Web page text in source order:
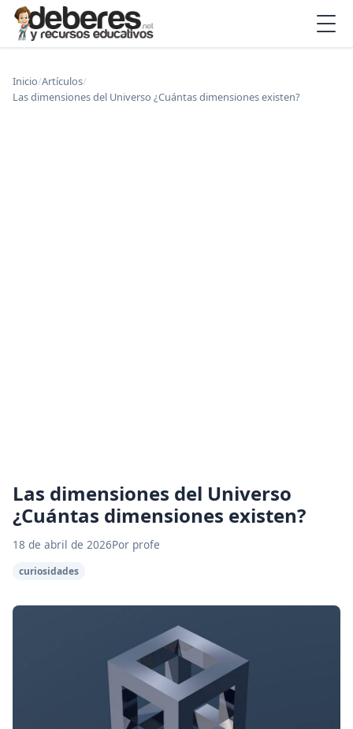
Inicio/Artículos/
Las dimensiones del Universo ¿Cuántas dimensiones existen?
Las dimensiones del Universo
¿Cuántas dimensiones existen?
18 de abril de 2026Por profe
curiosidades